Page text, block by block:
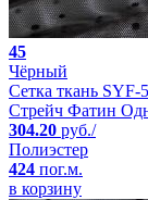
45
Чёрный
Сетка ткань
Стрейч Фатин
304.20 руб./
Полиэстер
424 пог.м.
в корзину